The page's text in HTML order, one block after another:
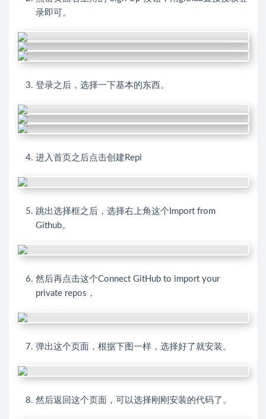
录即可。
登录之后，选择一下基本的东西。
进入首页之后点击创建Repi
跳出选择框之后，选择右上角这个Import from
Github。
然后再点击这个Connect GitHub to import your
private repos，
弹出这个页面，根据下图一样，选择好了就安装。
然后返回这个页面，可以选择刚刚安装的代码了。